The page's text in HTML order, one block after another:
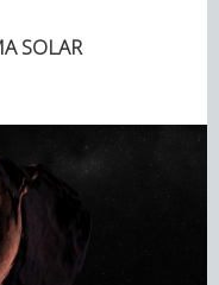
SOLAR